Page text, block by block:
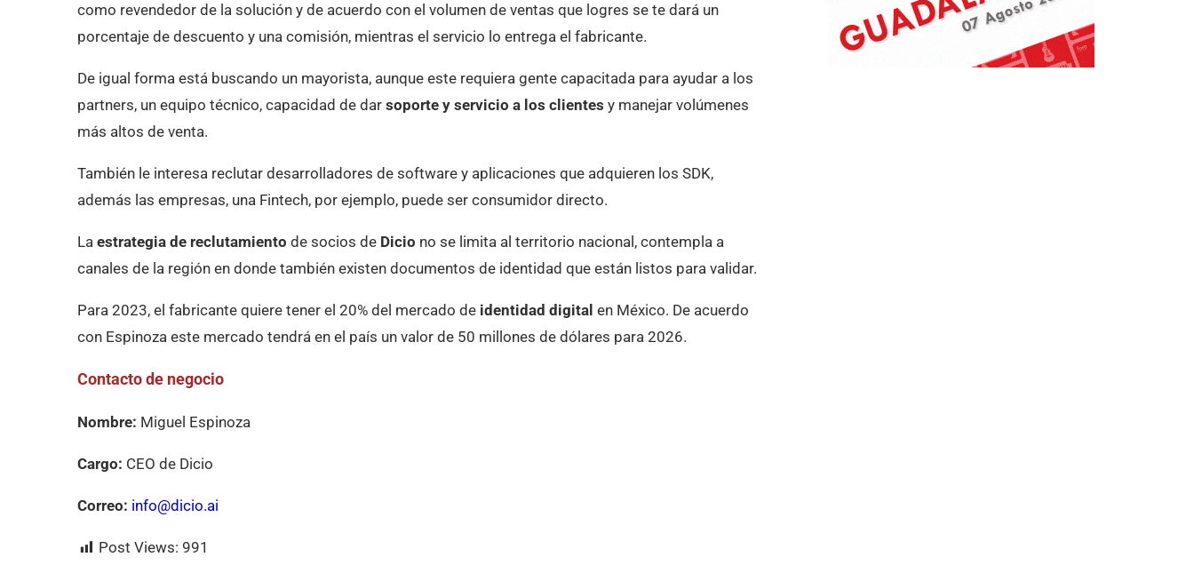
como revendedor de la solución y de acuerdo con el volumen de ventas que logres se te dará un
porcentaje de descuento y una comisión, mientras el servicio lo entrega el fabricante.
De igual forma está buscando un mayorista, aunque este requiera gente capacitada para ayudar a los
partners, un equipo técnico, capacidad de dar soporte y servicio a los clientes y manejar volúmenes
más altos de venta.
También le interesa reclutar desarrolladores de software y aplicaciones que adquieren los SDK,
además las empresas, una Fintech, por ejemplo, puede ser consumidor directo.
La estrategia de reclutamiento de socios de Dicio no se limita al territorio nacional, contempla a
canales de la región en donde también existen documentos de identidad que están listos para validar.
Para 2023, el fabricante quiere tener el 20% del mercado de identidad digital en México. De acuerdo
con Espinoza este mercado tendrá en el país un valor de 50 millones de dólares para 2026.
Contacto de negocio
Nombre: Miguel Espinoza
Cargo: CEO de Dicio
Correo: info@dicio.ai
Post Views: 991